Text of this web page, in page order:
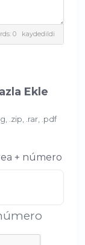
0 kaydedildi
Ekle
.zip, .rar, .pdf
+ número